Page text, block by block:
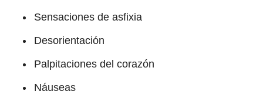
Sensaciones de asfixia
Desorientación
Palpitaciones del corazón
Náuseas